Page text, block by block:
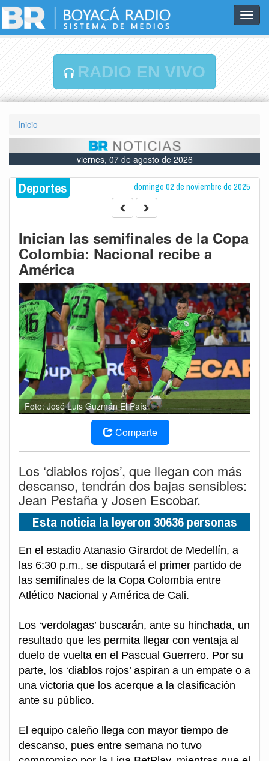
RADIO EN VIVO
Inicio
viernes, 07 de agosto de 2026
Deportes domingo 02 de noviembre de 2025
Inician las semifinales de la Copa
Colombia: Nacional recibe a
América
Foto: José Luis Guzmán El País
Comparte
Los ‘diablos rojos’, que llegan con más
descanso, tendrán dos bajas sensibles:
Jean Pestaña y Josen Escobar.
Esta noticia la leyeron 30636 personas
En el estadio Atanasio Girardot de Medellín, a
las 6:30 p.m., se disputará el primer partido de
las semifinales de la Copa Colombia entre
Atlético Nacional y América de Cali.
Los ‘verdolagas’ buscarán, ante su hinchada, un
resultado que les permita llegar con ventaja al
duelo de vuelta en el Pascual Guerrero. Por su
parte, los ‘diablos rojos’ aspiran a un empate o a
una victoria que los acerque a la clasificación
ante su público.
El equipo caleño llega con mayor tiempo de
descanso, pues entre semana no tuvo